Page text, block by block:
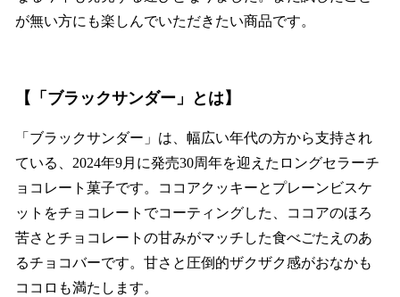
が無い方にも楽しんでいただきたい商品です。
【「ブラックサンダー」とは】
「ブラックサンダー」は、幅広い年代の方から支持され
ている、2024年9月に発売30周年を迎えたロングセラーチ
ョコレート菓子です。ココアクッキーとプレーンビスケ
ットをチョコレートでコーティングした、ココアのほろ
苦さとチョコレートの甘みがマッチした食べごたえのあ
るチョコバーです。甘さと圧倒的ザクザク感がおなかも
ココロも満たします。